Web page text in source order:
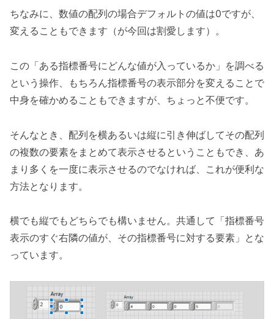
ちなみに、数値の配列の場合デフォルトの値は0ですが、
変えることもできます（が今回は割愛します）。
この「ある指標番号にどんな値が入っているか」を調べる
という操作、もちろん指標番号の表示部分を変えることで
中身を確かめることもできますが、ちょっと不便です。
そんなとき、配列を横あるいは縦に引き伸ばしてその配列
の複数の要素をまとめて表示させるということもでき、あ
まり多くを一度に表示させるのでなければ、これが便利な
方法となります。
横でも縦でもどちらでも構いません。共通して「指標番号
表示のすぐ右隣の値が、その指標番号に対する要素」とな
っています。